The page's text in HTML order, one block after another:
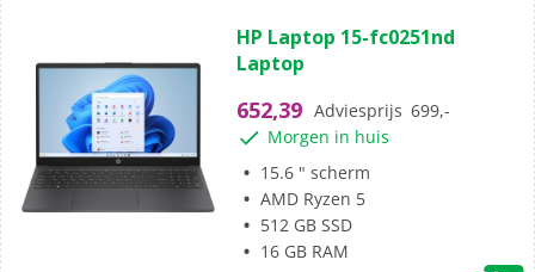
van
de
sterren.
HP Laptop 15-fc0251nd
Laptop
652,39 Adviesprijs 699,-
Morgen in huis
15.6 " scherm
AMD Ryzen 5
512 GB SSD
16 GB RAM